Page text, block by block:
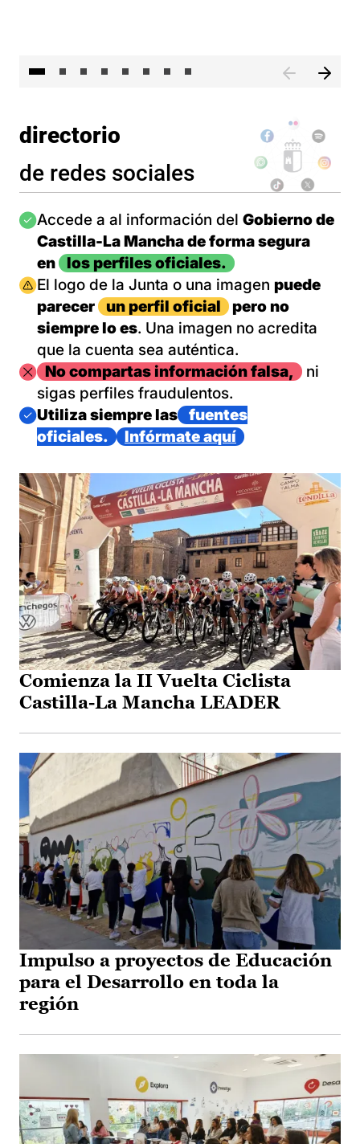
directorio
de redes sociales
Imagen
Accede a al información del Gobierno de
Castilla-La Mancha de forma segura
en
los perfiles oficiales.
Imagen
El logo de la Junta o una imagen puede
parecer
un perfil oficial
pero no
siempre lo es. Una imagen no acredita
que la cuenta sea auténtica.
ImagenNo compartas información falsa,
ni
sigas perfiles fraudulentos.
Imagen
Utiliza siempre las
fuentes
oficiales.
Infórmate aquí
Comienza la II Vuelta Ciclista
Castilla-La Mancha LEADER
Impulso a proyectos de Educación
para el Desarrollo en toda la
región